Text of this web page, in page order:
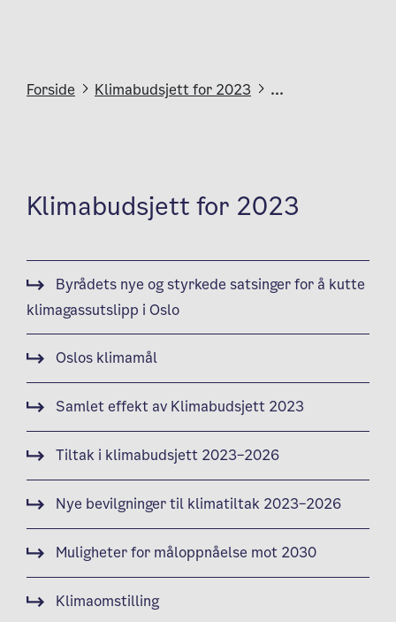
Forside Klimabudsjett for 2023 ...
Klimabudsjett for 2023
Byrådets nye og styrkede satsinger for å kutte
klimagassutslipp i Oslo
Oslos klimamål
Samlet effekt av Klimabudsjett 2023
Tiltak i klimabudsjett 2023–2026
Nye bevilgninger til klimatiltak 2023–2026
Muligheter for måloppnåelse mot 2030
Klimaomstilling